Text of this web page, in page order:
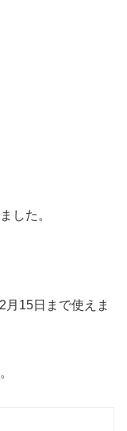
した。
月15日まで使えま